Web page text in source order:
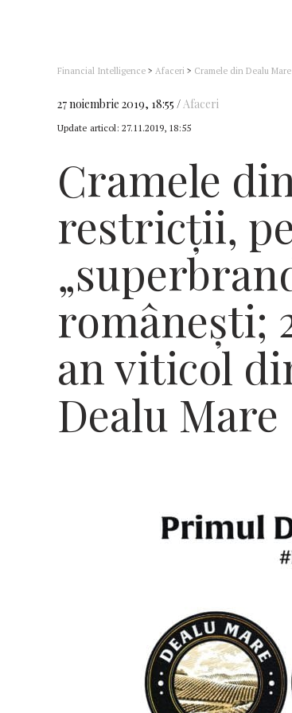
Financial Intelligence > Afaceri > Cramele din Dealu
27 noiembrie 2019, 18:55 Afaceri
Update articol: 27.11.2019, 18:55
Cramele
restricții,
românești;
an viticol
Dealu Mare